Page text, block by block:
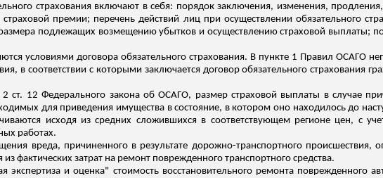
страхования включают в себя: порядок заключения, изменения,
премии; перечень действий лиц при осуществлении обязательного
подлежащих возмещению убытков и осуществлению страховой выплаты;
условиями договора обязательного страхования. В пункте 1 Правил ОСАГО
в соответствии с которыми заключается договор обязательного страхования
ст. 12 Федерального закона об ОСАГО, размер страховой выплаты в случае
для приведения имущества в состояние, в котором оно находилось до
исходя из средних сложившихся в соответствующем регионе цен, с
работах.
вреда, причиненного в результате дорожно-транспортного происшествия,
фактических затрат на ремонт поврежденного транспортного средства.
экспертиза и оценка" стоимость восстановительного ремонта поврежденного